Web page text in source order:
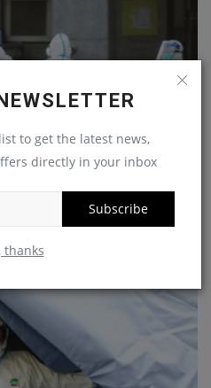
to get the latest news,
directly in your inbox
Subscribe
thanks